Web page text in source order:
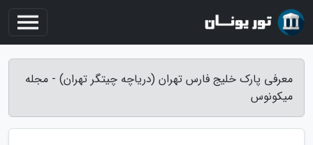
معرفی پارک خلیج فارس تهران (دریاچه چیتگر تهران) - مجله
میکونوس